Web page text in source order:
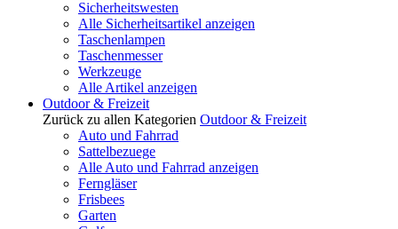
Sicherheitswesten
Alle Sicherheitsartikel anzeigen
Taschenlampen
Taschenmesser
Werkzeuge
Alle Artikel anzeigen
Outdoor & Freizeit
Zurück zu allen Kategorien Outdoor & Freizeit
Auto und Fahrrad
Sattelbezuege
Alle Auto und Fahrrad anzeigen
Ferngläser
Frisbees
Garten